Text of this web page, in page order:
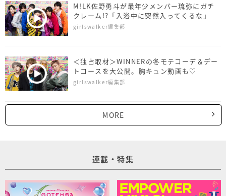
M!LK佐野勇斗が最年少メンバー琉弥にガチ
クレーム!?「入浴中に突然入ってくるな」
girlswalker編集部
＜独占取材＞WINNERの冬モテコーデ＆デー
トコースを大公開。胸キュン動画も♡
girlswalker編集部
MORE
連載・特集